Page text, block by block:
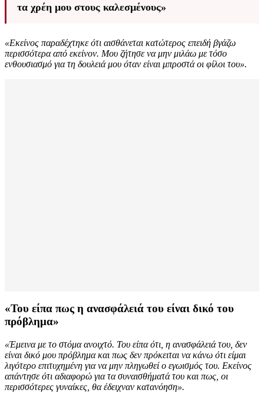
τα χρέη μου στους καλεσμένους»
«Εκείνος παραδέχτηκε ότι αισθάνεται κατώτερος επειδή βγάζω
περισσότερα από εκείνον. Μου ζήτησε να μην μιλάω με τόσο
ενθουσιασμό για τη δουλειά μου όταν είναι μπροστά οι φίλοι του».
«Του είπα πως η ανασφάλειά του είναι δικό του
πρόβλημα»
«Έμεινα με το στόμα ανοιχτό. Του είπα ότι, η ανασφάλειά του, δεν
είναι δικό μου πρόβλημα και πως δεν πρόκειται να κάνω ότι είμαι
λιγότερο επιτυχημένη για να μην πληγωθεί ο εγωισμός του. Εκείνος
απάντησε ότι αδιαφορώ για τα συναισθήματά του και πως, οι
περισσότερες γυναίκες, θα έδειχναν κατανόηση».